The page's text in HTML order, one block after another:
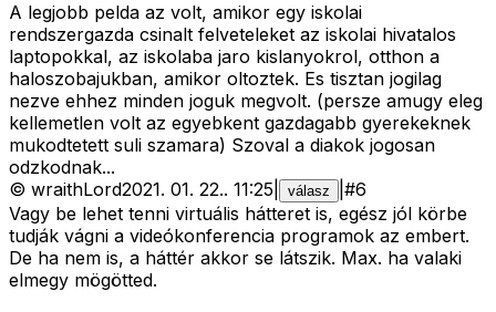
A legjobb pelda az volt, amikor egy iskolai
rendszergazda csinalt felveteleket az iskolai hivatalos
laptopokkal, az iskolaba jaro kislanyokrol, otthon a
haloszobajukban, amikor oltoztek. Es tisztan jogilag
nezve ehhez minden joguk megvolt. (persze amugy eleg
kellemetlen volt az egyebkent gazdagabb gyerekeknek
mukodtetett suli szamara) Szoval a diakok jogosan
odzkodnak...
© wraithLord2021. 01. 22.. 11:25 válasz #6
Vagy be lehet tenni virtuális hátteret is, egész jól körbe
tudják vágni a videókonferencia programok az embert.
De ha nem is, a háttér akkor se látszik. Max. ha valaki
elmegy mögötted.